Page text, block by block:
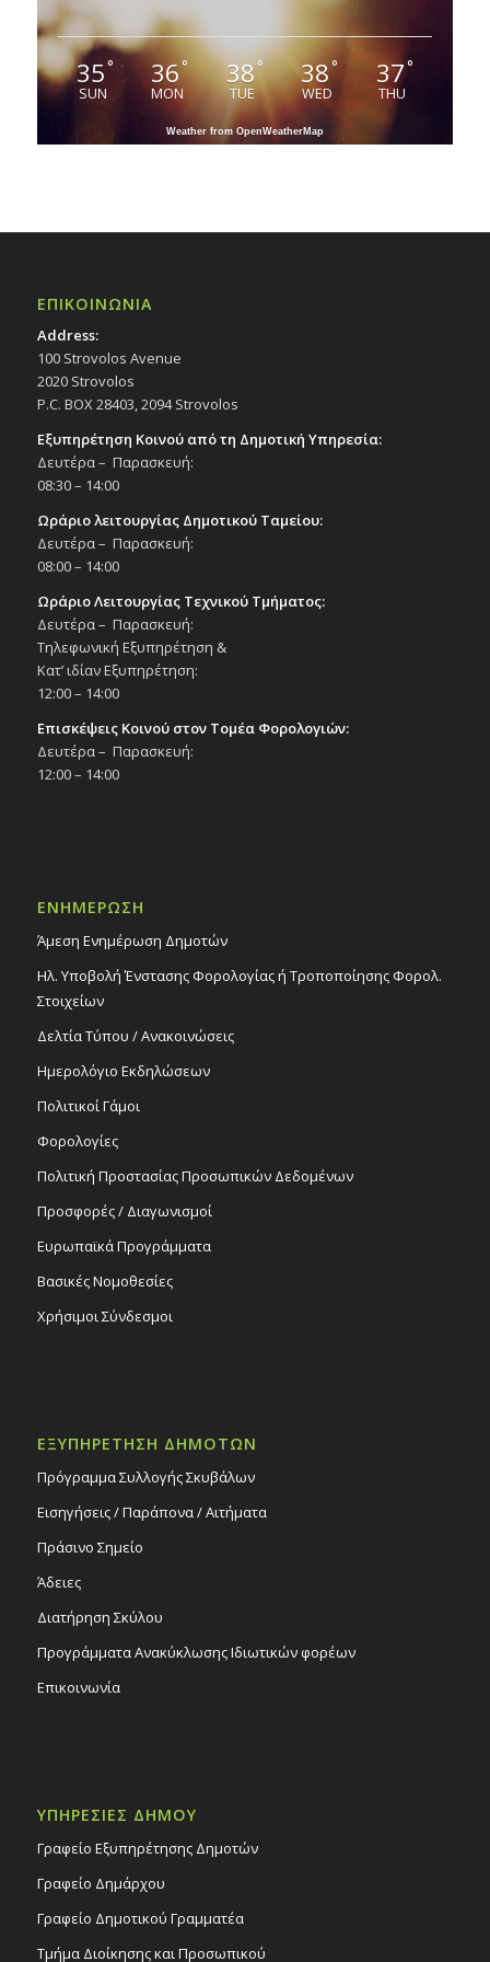
35°
SUN
36°
MON
38°
TUE
38°
WED
37°
THU
Weather from OpenWeatherMap
ΕΠΙΚΟΙΝΩΝΙΑ
Address:
100 Strovolos Avenue
2020 Strovolos
P.C. BOX 28403, 2094 Strovolos
Εξυπηρέτηση Κοινού από τη Δημοτική Υπηρεσία:
Δευτέρα – Παρασκευή:
08:30 – 14:00
Ωράριο λειτουργίας Δημοτικού Ταμείου:
Δευτέρα – Παρασκευή:
08:00 – 14:00
Ωράριο Λειτουργίας Τεχνικού Τμήματος:
Δευτέρα – Παρασκευή:
Τηλεφωνική Εξυπηρέτηση &
Κατ’ ιδίαν Εξυπηρέτηση:
12:00 – 14:00
Επισκέψεις Κοινού στον Τομέα Φορολογιών:
Δευτέρα – Παρασκευή:
12:00 – 14:00
ΕΝΗΜΕΡΩΣΗ
Άμεση Ενημέρωση Δημοτών
Ηλ. Υποβολή Ένστασης Φορολογίας ή Τροποποίησης Φορολ.
Στοιχείων
Δελτία Τύπου / Ανακοινώσεις
Ημερολόγιο Εκδηλώσεων
Πολιτικοί Γάμοι
Φορολογίες
Πολιτική Προστασίας Προσωπικών Δεδομένων
Προσφορές / Διαγωνισμοί
Ευρωπαϊκά Προγράμματα
Βασικές Νομοθεσίες
Χρήσιμοι Σύνδεσμοι
ΕΞΥΠΗΡΕΤΗΣΗ ΔΗΜΟΤΩΝ
Πρόγραμμα Συλλογής Σκυβάλων
Εισηγήσεις / Παράπονα / Αιτήματα
Πράσινο Σημείο
Άδειες
Διατήρηση Σκύλου
Προγράμματα Ανακύκλωσης Ιδιωτικών φορέων
Επικοινωνία
ΥΠΗΡΕΣΙΕΣ ΔΗΜΟΥ
Γραφείο Εξυπηρέτησης Δημοτών
Γραφείο Δημάρχου
Γραφείο Δημοτικού Γραμματέα
Τμήμα Διοίκησης και Προσωπικού